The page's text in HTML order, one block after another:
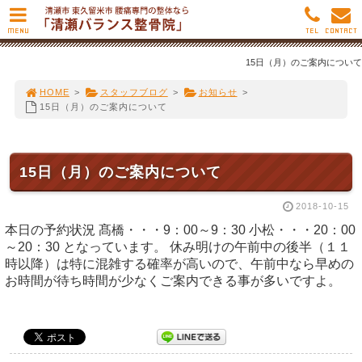
15日（月）のご案内について
HOME > スタッフブログ > お知らせ >
15日（月）のご案内について
15日（月）のご案内について
2018-10-15
本日の予約状況 髙橋・・・9：00～9：30 小松・・・20：00
～20：30 となっています。 休み明けの午前中の後半（１１
時以降）は特に混雑する確率が高いので、午前中なら早めの
お時間が待ち時間が少なくご案内できる事が多いですよ。
MENU CONTACT
TEL